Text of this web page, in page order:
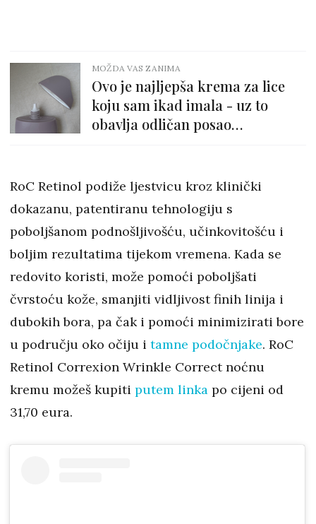
MOŽDA VAS ZANIMA
Ovo je najljepša krema za lice
koju sam ikad imala - uz to
obavlja odličan posao
RoC Retinol podiže ljestvicu kroz klinički
dokazanu, patentiranu tehnologiju s
poboljšanom podnošljivošću, učinkovitošću i
boljim rezultatima tijekom vremena. Kada se
redovito koristi, može pomoći poboljšati
čvrstoću kože, smanjiti vidljivost finih linija i
dubokih bora, pa čak i pomoći minimizirati bore
u području oko očiju i tamne podočnjake. RoC
Retinol Correxion Wrinkle Correct noćnu
kremu možeš kupiti putem linka po cijeni od
31,70 eura.